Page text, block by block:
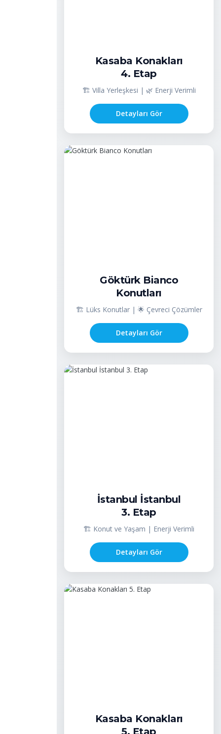
Kasaba Konakları
4. Etap
🏗️ Villa Yerleşkesi | 🌿 Enerji Verimli
Detayları Gör
Göktürk Bianco
Konutları
🏗️ Lüks Konutlar | 🌟 Çevreci Çözümler
Detayları Gör
İstanbul İstanbul
3. Etap
🏗️ Konut ve Yaşam | Enerji Verimli
Detayları Gör
Kasaba Konakları
5. Etap